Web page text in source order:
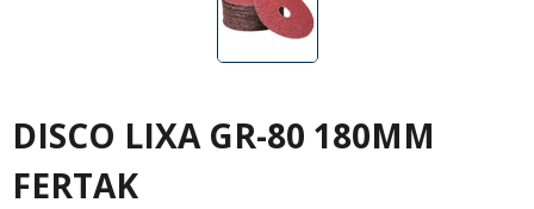
DISCO LIXA GR-80 180MM
FERTAK